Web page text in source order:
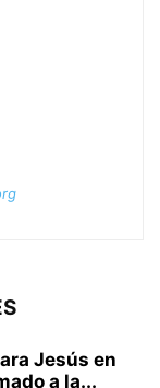
Jesús en
a la...